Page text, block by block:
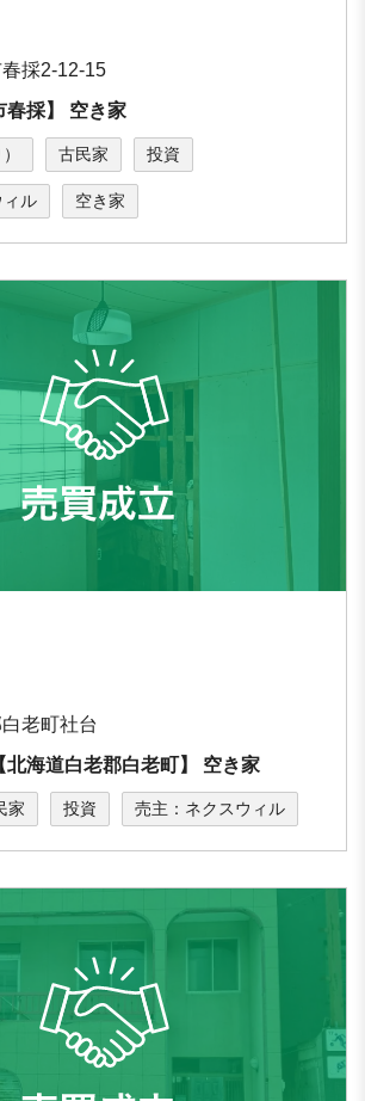
採2-12-15
春採】 空き家
古民家 投資
ィル 空き家
老町社台
北海道白老郡白老町】 空き家
家 投資 売主：ネクスウィル